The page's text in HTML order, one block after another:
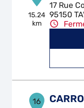
15.24
km
17 Rue
95150
16